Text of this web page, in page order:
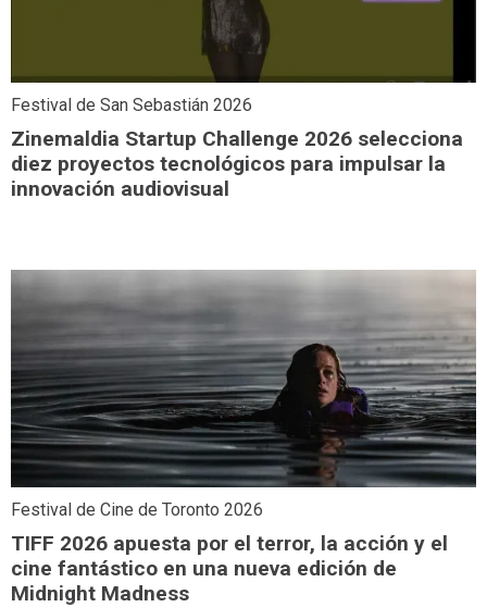
Festival de San Sebastián 2026
Zinemaldia Startup Challenge 2026 selecciona
diez proyectos tecnológicos para impulsar la
innovación audiovisual
Festival de Cine de Toronto 2026
TIFF 2026 apuesta por el terror, la acción y el
cine fantástico en una nueva edición de
Midnight Madness